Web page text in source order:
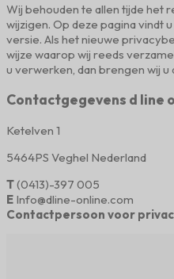
Wij behouden te allen tijde het
wijzigen. Op deze pagina vindt
versie. Als het nieuwe
wijze waarop wij reeds
u verwerken, dan brengen wij
Contactgegevens d line
Ketelven 1
5464PS Veghel Nederland
T(0413)-397 005
E Info@dline-online.com
Contactpersoon voor